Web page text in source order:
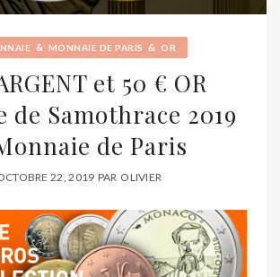
& MONNAIE DE PARIS & OR
et 50 € OR
de Samothrace 2019
de Paris
22, 2019 PAR OLIVIER